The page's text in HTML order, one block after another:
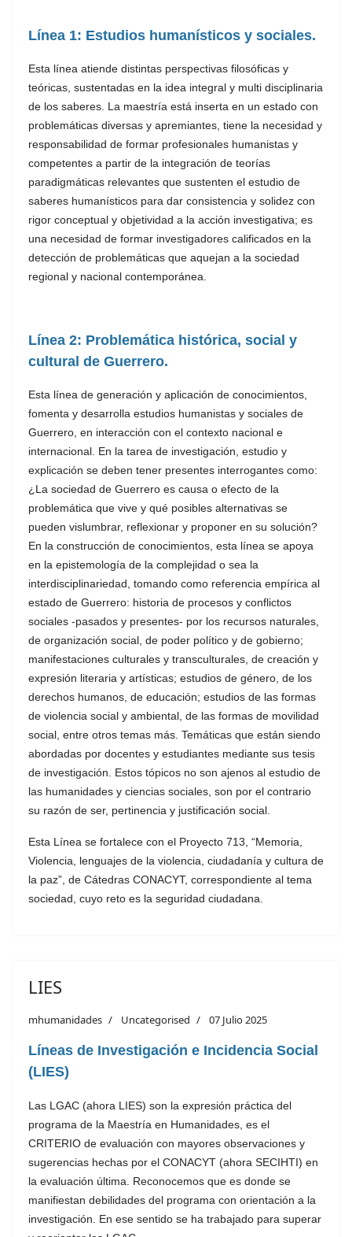
Línea 1: Estudios humanísticos y sociales.
Esta línea atiende distintas perspectivas filosóficas y
teóricas, sustentadas en la idea integral y multi disciplinaria
de los saberes. La maestría está inserta en un estado con
problemáticas diversas y apremiantes, tiene la necesidad y
responsabilidad de formar profesionales humanistas y
competentes a partir de la integración de teorías
paradigmáticas relevantes que sustenten el estudio de
saberes humanísticos para dar consistencia y solidez con
rigor conceptual y objetividad a la acción investigativa; es
una necesidad de formar investigadores calificados en la
detección de problemáticas que aquejan a la sociedad
regional y nacional contemporánea.
Línea 2: Problemática histórica, social y
cultural de Guerrero.
Esta línea de generación y aplicación de conocimientos,
fomenta y desarrolla estudios humanistas y sociales de
Guerrero, en interacción con el contexto nacional e
internacional. En la tarea de investigación, estudio y
explicación se deben tener presentes interrogantes como:
¿La sociedad de Guerrero es causa o efecto de la
problemática que vive y qué posibles alternativas se
pueden vislumbrar, reflexionar y proponer en su solución?
En la construcción de conocimientos, esta línea se apoya
en la epistemología de la complejidad o sea la
interdisciplinariedad, tomando como referencia empírica al
estado de Guerrero: historia de procesos y conflictos
sociales -pasados y presentes- por los recursos naturales,
de organización social, de poder político y de gobierno;
manifestaciones culturales y transculturales, de creación y
expresión literaria y artísticas; estudios de género, de los
derechos humanos, de educación; estudios de las formas
de violencia social y ambiental, de las formas de movilidad
social, entre otros temas más. Temáticas que están siendo
abordadas por docentes y estudiantes mediante sus tesis
de investigación. Estos tópicos no son ajenos al estudio de
las humanidades y ciencias sociales, son por el contrario
su razón de ser, pertinencia y justificación social.
Esta Línea se fortalece con el Proyecto 713, “Memoria,
Violencia, lenguajes de la violencia, ciudadanía y cultura de
la paz”, de Cátedras CONACYT, correspondiente al tema
sociedad, cuyo reto es la seguridad ciudadana.
LIES
mhumanidades Uncategorised 07 Julio 2025
Líneas de Investigación e Incidencia Social
(LIES)
Las LGAC (ahora LIES) son la expresión práctica del
programa de la Maestría en Humanidades, es el
CRITERIO de evaluación con mayores observaciones y
sugerencias hechas por el CONACYT (ahora SECIHTI) en
la evaluación última. Reconocemos que es donde se
manifiestan debilidades del programa con orientación a la
investigación. En ese sentido se ha trabajado para superar